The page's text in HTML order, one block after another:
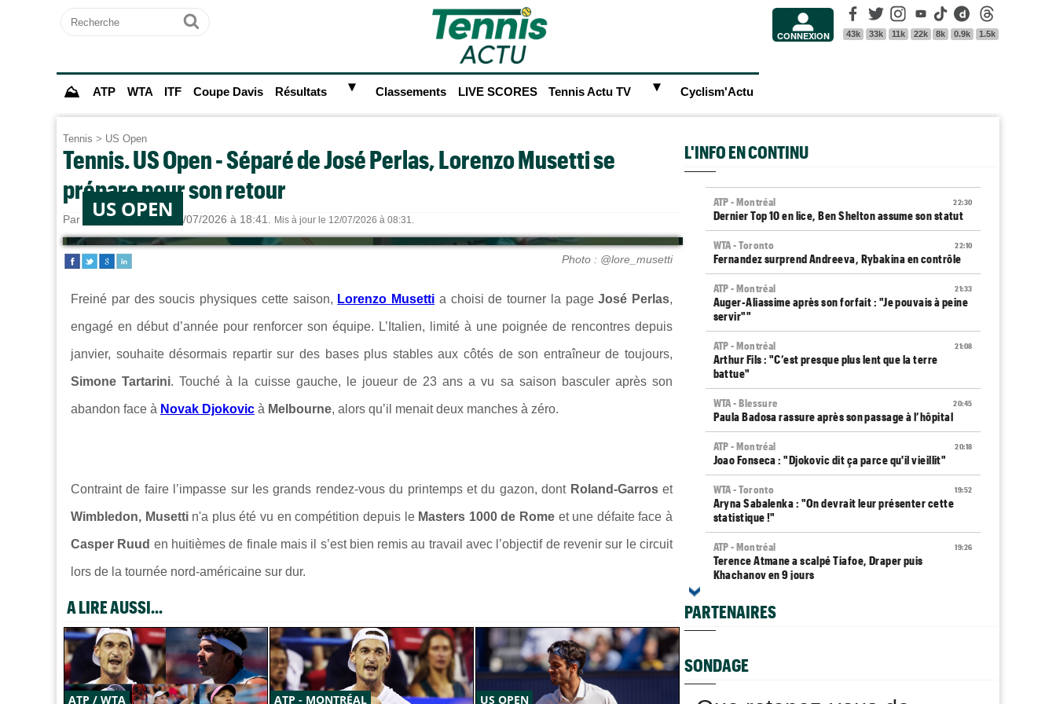
Recherche
Ok CONNEXION
Facebook
43k
Twitter
33k
Instagram
11k
Youtube
22k
Tik Tok
8k
Dailymotion
0.9k 1.5k
⛰ ATP WTA ITF Coupe Davis Résultats ► Classements LIVE SCORES Tennis Actu TV ► Cyclism'Actu
Tennis > US Open
Tennis. US Open - Séparé de José Perlas, Lorenzo Musetti se
prépare pour son retour
Par Paul MOUGINle 07/07/2026 à 18:41. Mis à jour le 12/07/2026 à 08:31.
US OPEN
Photo : @lore_musetti
Freiné par des soucis physiques cette saison, Lorenzo Musetti a choisi de tourner la pageJosé Perlas,
engagé en début d’année pour renforcer son équipe. L’Italien, limité à une poignée de rencontres depuis
janvier, souhaite désormais repartir sur des bases plus stables aux côtés de son entraîneur de toujours,
Simone Tartarini. Touché à la cuisse gauche, le joueur de 23 ans a vu sa saison basculer après son
abandon face à Novak Djokovic à Melbourne, alors qu’il menait deux manches à zéro.
Contraint de faire l’impasse sur les grands rendez-vous du printemps et du gazon, dont Roland-Garroset
Wimbledon, Musettin'a plus été vu en compétition depuis le Masters 1000 de Romeet une défaite face à
Casper Ruud en huitièmes de finale mais il s’est bien remis au travail avec l’objectif de revenir sur le circuit
lors de la tournée nord-américaine sur dur.
A LIRE AUSSI...
ATP / WTA ATP - MONTRÉAL US OPEN ATP - MONTRÉAL CARNET ROSE
L'INFO EN CONTINU
22:30
ATP - Montréal
Dernier Top 10 en lice, Ben Shelton assume son statut
22:10
WTA - Toronto
Fernandez surprend Andreeva, Rybakina en contrôle
21:33
ATP - Montréal
Auger-Aliassime après son forfait : "Je pouvais à peine
servir""
21:08
ATP - Montréal
Arthur Fils : "C’est presque plus lent que la terre
battue"
20:45
WTA - Blessure
Paula Badosa rassure après son passage à l’hôpital
20:18
ATP - Montréal
Joao Fonseca : "Djokovic dit ça parce qu'il vieillit"
19:52
WTA - Toronto
Aryna Sabalenka : "On devrait leur présenter cette
statistique !"
19:26
ATP - Montréal
Terence Atmane a scalpé Tiafoe, Draper puis
Khachanov en 9 jours
Plovdiv (CH)
Yannick Alexandrescou, 18 ans, privé d'une première
demie en Chal'
ATP / WTA
Tous les programmes et résultats du vendredi 7 août
2026
PARTENAIRES
SONDAGE